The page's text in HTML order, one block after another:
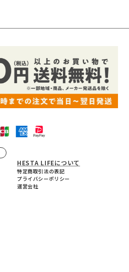
HESTA LIFEについて
特定商取引法の表記
プライバシーポリシー
運営会社